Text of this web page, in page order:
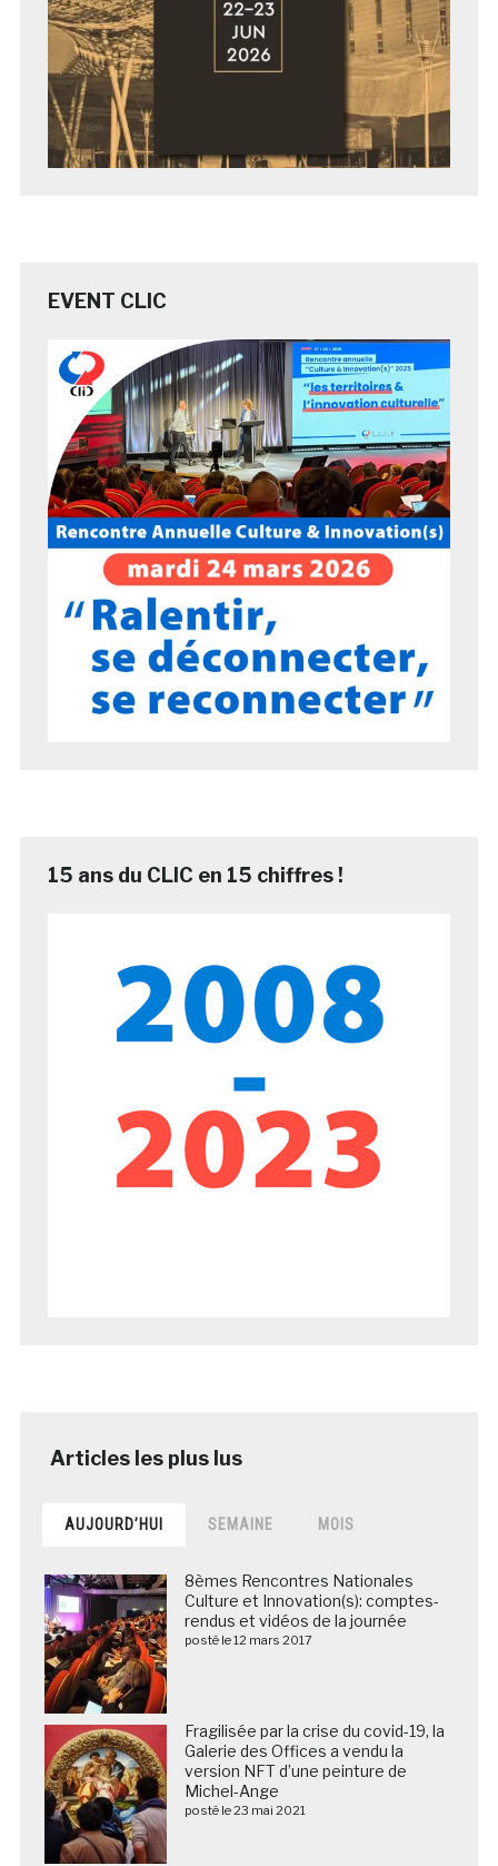
EVENT CLIC
15 ans du CLIC en 15 chiffres !
AUJOURD’HUI SEMAINE MOIS
8èmes Rencontres Nationales
Culture et Innovation(s): comptes-
rendus et vidéos de la journée
posté le 12 mars 2017
Fragilisée par la crise du covid-19, la
Galerie des Offices a vendu la
version NFT d’une peinture de
Michel-Ange
posté le 23 mai 2021